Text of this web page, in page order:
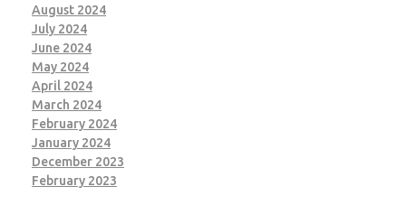
August 2024
July 2024
June 2024
May 2024
April 2024
March 2024
February 2024
January 2024
December 2023
February 2023